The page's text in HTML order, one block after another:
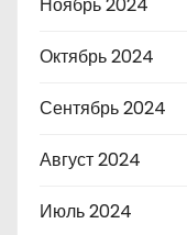
Октябрь 2024
Сентябрь 2024
Август 2024
Июль 2024